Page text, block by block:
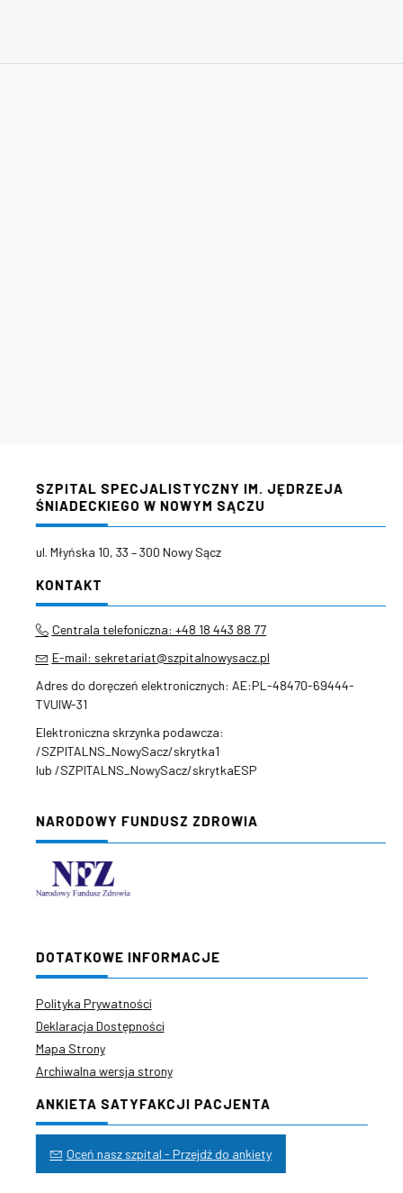
SZPITAL SPECJALISTYCZNY IM. JĘDRZEJA
ŚNIADECKIEGO W NOWYM SĄCZU
ul. Młyńska 10, 33 – 300 Nowy Sącz
KONTAKT
Centrala telefoniczna: +48 18 443 88 77
E-mail: sekretariat@szpitalnowysacz.pl
Adres do doręczeń elektronicznych: AE:PL-48470-69444-
TVUIW-31
Elektroniczna skrzynka podawcza:
/SZPITALNS_NowySacz/skrytka1
lub /SZPITALNS_NowySacz/skrytkaESP
NARODOWY FUNDUSZ ZDROWIA
DOTATKOWE INFORMACJE
Polityka Prywatności
Deklaracja Dostępności
Mapa Strony
Archiwalna wersja strony
ANKIETA SATYFAKCJI PACJENTA
Oceń nasz szpital - Przejdź do ankiety